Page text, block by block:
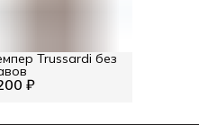
₽
Trussardi без